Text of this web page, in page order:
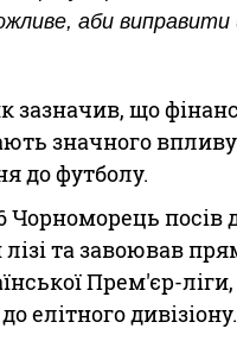
аби виправити
зазначив, що
значного
до футболу.
Чорноморець посів
та завоював
Прем'єр-ліги,
елітного дивізіону.